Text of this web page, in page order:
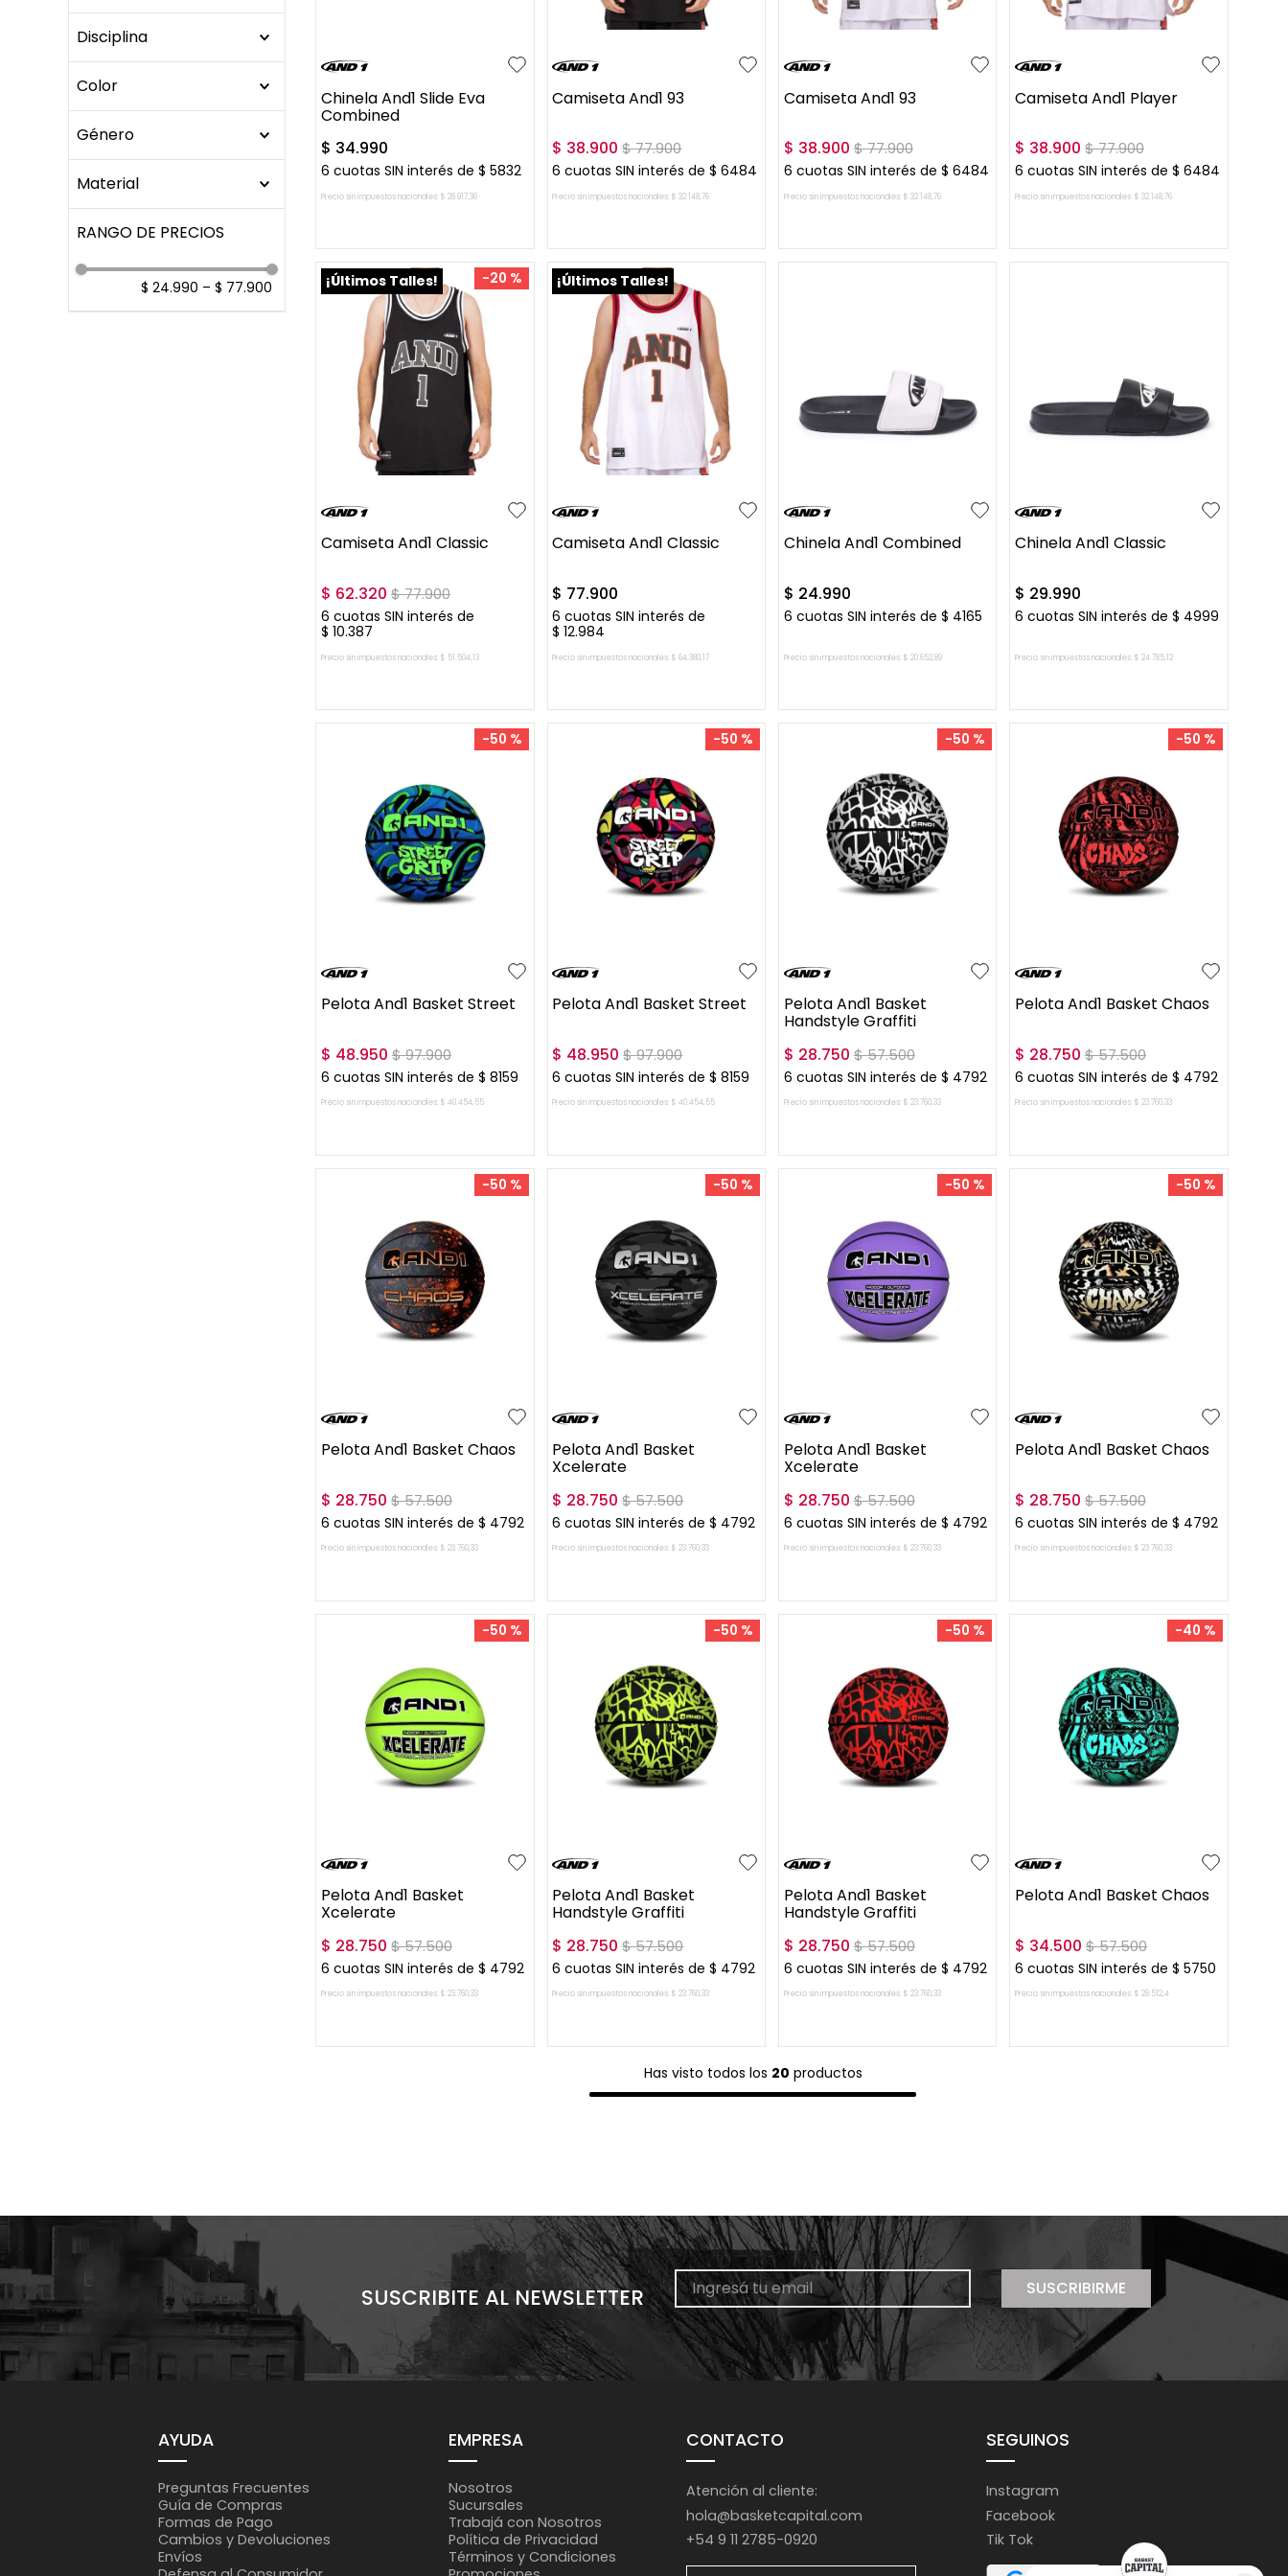
PELOTAS
CHINELAS
Disciplina
Color
GRIS
MARRON
MULTICOLOR
NEGRO
NEGRO/BLANCO
ROJO
Género
Hombre
Material
Polyester
$ 24.990 – $ 77.900
Chinela And1 Slide Eva
Combined
$ 34.990
6 cuotas SIN interés de$ 5832
Precio sin impuestos nacionales: $ 28.917,36
Camiseta And1 93
$ 38.900 $77.900
6 cuotas SIN interés de$ 6484
Precio sin impuestos nacionales: $ 32.148,76
L
Camiseta And1 93
$ 38.900 $77.900
6 cuotas SIN interés de $ 6484
Precio sin impuestos nacionales: $ 32.148,76
Camiseta And1 Player
$ 38.900 $77.900
6 cuotas SIN interés de$ 6484
Precio sin impuestos nacionales: $ 32.148,76
-20 %
¡Últimos Talles!
Camiseta And1 Classic
$ 62.320 $77.900
6 cuotas SIN interés de
$ 10.387
Precio sin impuestos nacionales: $ 51 504,13
¡Últimos Talles!
XL
Camiseta And1 Classic
$ 77.900
6 cuotas SIN interés de
$ 12.984
Precio sin impuestos nacionales: $ 64.380,17
Chinela And1 Combined
$ 24.990
6 cuotas SIN interés de $ 4165
Precio sin impuestos nacionales: $ 20.652,89
Chinela And1 Classic
$ 29.990
6 cuotas SIN interés de$ 4999
Precio sin impuestos nacionales: $ 24.785,12
-50 %
Pelota And1 Basket Street
$ 48.950 $97.900
6 cuotas SIN interés de$ 8159
Precio sin impuestos nacionales: $ 40.454,55
-50 %
Pelota And1 Basket Street
$ 48.950 $97.900
6 cuotas SIN interés de$ 8159
Precio sin impuestos nacionales: $ 40.454,55
-50 %
Pelota And1 Basket
Handstyle Graffiti
$ 28.750 $57.500
6 cuotas SIN interés de $ 4792
Precio sin impuestos nacionales: $ 23. 760,33
-50 %
Pelota And1 Basket Chaos
$ 28.750 $57.500
6 cuotas SIN interés de$ 4792
Precio sin impuestos nacionales: $ 23 760,33
-50 %
Pelota And1 Basket Chaos
$ 28.750 $57.500
6 cuotas SIN interés de$ 4792
Precio sin impuestos nacionales: $ 23.760,33
-50 %
Pelota And1 Basket
Xcelerate
$ 28.750 $57.500
6 cuotas SIN interés de$ 4792
Precio sin impuestos nacionales: $ 23.760,33
-50 %
Pelota And1 Basket
Xcelerate
$ 28.750 $57.500
6 cuotas SIN interés de $ 4792
Precio sin impuestos nacionales: $ 23.760,33
-50 %
Pelota And1 Basket Chaos
$ 28.750 $57.500
6 cuotas SIN interés de$ 4792
Precio sin impuestos nacionales: $ 23.760,33
-50 %
Pelota And1 Basket
Xcelerate
$ 28.750 $57.500
6 cuotas SIN interés de$ 4792
Precio sin impuestos nacionales: $ 23.760,33
-50 %
Pelota And1 Basket
Handstyle Graffiti
$ 28.750 $57.500
6 cuotas SIN interés de$ 4792
Precio sin impuestos nacionales: $ 23.760,33
-50 %
Pelota And1 Basket
Handstyle Graffiti
$ 28.750 $57.500
6 cuotas SIN interés de $ 4792
Precio sin impuestos nacionales: $ 23.760,33
-40 %
Pelota And1 Basket Chaos
$ 34.500 $57.500
6 cuotas SIN interés de$ 5750
Precio sin impuestos nacionales: $ 28 512,4
Has visto todos los 20 productos
SUSCRIBITE AL NEWSLETTER SUSCRIBIRME
AYUDA
Preguntas Frecuentes
Guía de Compras
Formas de Pago
Cambios y Devoluciones
Envíos
EMPRESA
Nosotros
Sucursales
Trabajá con Nosotros
Política de Privacidad
Términos y Condiciones
CONTACTO
Atención al cliente:
hola@basketcapital.com
+54 9 11 2785-0920
SEGUINOS
Instagram
Facebook
Tik Tok